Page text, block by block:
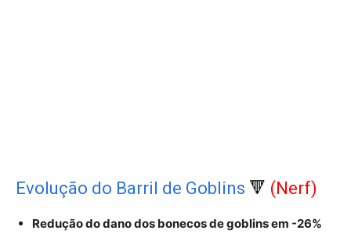
Evolução do Barril de Goblins 🔻 (Nerf)
Redução do dano dos bonecos de goblins em -26%